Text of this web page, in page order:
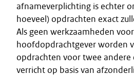
afnameverplichting is echter
hoeveel) opdrachten exact
Als geen werkzaamheden
hoofdopdrachtgever worden
opdrachten voor twee andere
verricht op basis van